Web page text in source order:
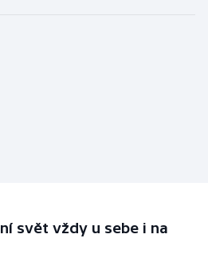
svět vždy u sebe i na